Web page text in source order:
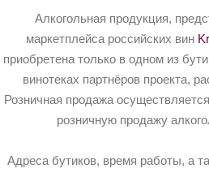
Алкогольная продукция,
маркетплейса российских вин
приобретена только в одном из
винотеках партнёров проекта,
Розничная продажа
розничную продажу
Адреса бутиков, время работы, а